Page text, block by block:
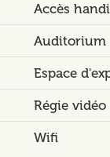
Accès
Auditorium
Espace
Régie vidéo
Wifi